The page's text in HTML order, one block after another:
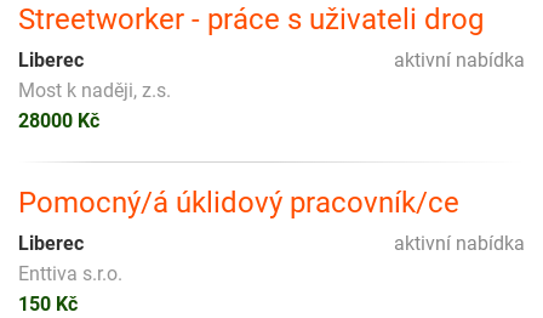
Streetworker - práce s uživateli drog
aktivní nabídka
Liberec
Most k naději, z.s.
28000 Kč
Pomocný/á úklidový pracovník/ce
aktivní nabídka
Liberec
Enttiva s.r.o.
150 Kč